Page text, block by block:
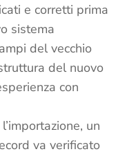
e corretti prima
sistema
del vecchio
del nuovo
con
un
va verificato